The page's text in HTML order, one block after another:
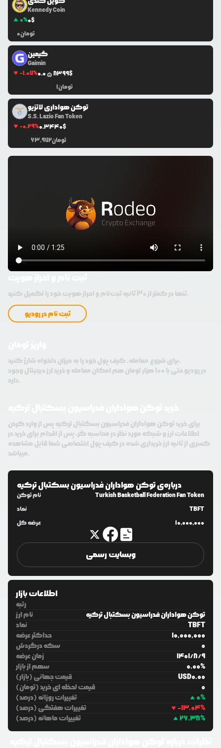
Kennedy Coin
0%0$
0تومان
گیمین
Gaimin
-1.07%0.058399$
1تومان
توکن هواداری لاتزیو
S.S. Lazio Fan Token
-0.29%0.3440$
63,972تومان
تنها در کمتر از 30 ثانیه ثبت‌نام و احراز هویت خود را تکمیل کنید.
ثبت نام در رودیو
برای شروع معامله، کیف پول خود را به میزان دلخواه شارژ کنید.
در رودیو حتی با 100 هزار تومان هم امکان معامله و خرید ارز دیجیتال وجود
دارد.
برای خرید توکن هواداران فدراسیون بسکتبال ترکیه پس از وارد کردن
اطلاعات ارز و شبکه مورد نظر در محاسبه گر، پس از اقدام برای خرید در
کسری از ثانیه ارز خریداری شده در کیف پول اختصاصی شما قابل مشاهده
میباشد.
درباره‌یتوکن هواداران فدراسیون بسکتبال ترکیه
نام توکن
Turkish Basketball Federation Fan Token
نماد
TBFT
عرضه کل
10,000,000
وبسایت رسمی
اطلاعات بازار
رتبه
نام ارز
توکن هواداران فدراسیون بسکتبال ترکیه
نماد
TBFT
حداکثر عرضه
10,000,000
سکه درگردش
0
زمان عرضه
1401/8/9
سهم از بازار
0.00%
قیمت جهانی (بازار)
USD0.00
قیمت لحظه ای خرید (تومان)
0
تغییرات روزانه (درصد)
0%
تغییرات هفتگی (درصد)
-13.04%
تغییرات ماهانه (درصد)
26.38%